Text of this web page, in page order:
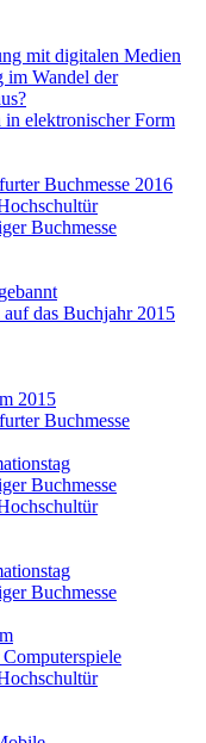
mit digitalen Medien
im Wandel der
in elektronischer Form
Buchmesse 2016
Buchmesse
das Buchjahr 2015
2015
Buchmesse
Buchmesse
Buchmesse